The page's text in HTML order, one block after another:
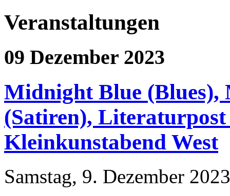
Veranstaltungen
09 Dezember 2023
Midnight Blue (Blues),
(Satiren), Literaturpost
Kleinkunstabend West
Samstag, 9. Dezember